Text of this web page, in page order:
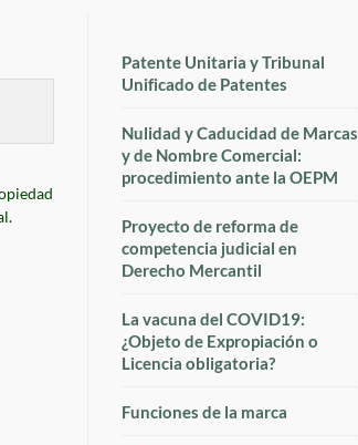
Patente Unitaria y Tribunal
Unificado de Patentes
Nulidad y Caducidad de Marcas
y de Nombre Comercial:
procedimiento ante la OEPM
Proyecto de reforma de
competencia judicial en
Derecho Mercantil
La vacuna del COVID19:
¿Objeto de Expropiación o
Licencia obligatoria?
Funciones de la marca